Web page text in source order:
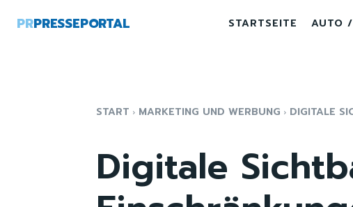
PRPRESSEPORTAL STARTSEITE AUTO /
START MARKETING UND WERBUNG DIGITALE
Digitale